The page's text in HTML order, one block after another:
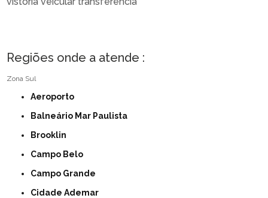
Regiões onde a atende :
Zona Sul
Aeroporto
Balneário Mar Paulista
Brooklin
Campo Belo
Campo Grande
Cidade Ademar